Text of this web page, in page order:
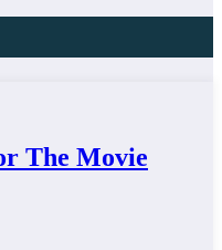
The Movie